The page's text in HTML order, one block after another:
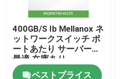
400GB/S Ib Mellanox ネ
ットワークスイッチ ポ
ートあたり サーバーに
最適 在庫あり
MQM9790-NS2R(920-
ベストプライス